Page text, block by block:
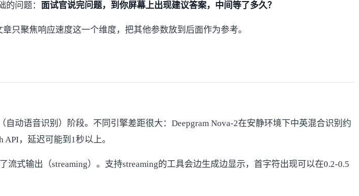
问题： 面试官说完问题，到你屏幕上出现建议答案，中间等了多久？
只聚焦响应速度这一个维度，把其他参数放到后面作为参考。
动语音识别）阶段。不同引擎差距很大：Deepgram Nova-2在安静环境下中英混合识别约
，延迟可能到1秒以上。
式输出（streaming）。支持streaming的工具会边生成边显示，首字符出现可以在0.2-0.5